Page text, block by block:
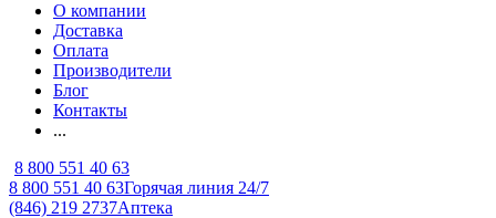
О компании
Доставка
Оплата
Производители
Блог
Контакты
...
8 800 551 40 63
8 800 551 40 63Горячая линия 24/7
(846) 219 2737Аптека